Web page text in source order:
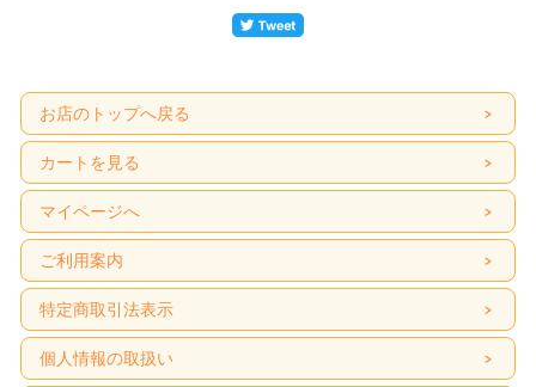
お店のトップへ戻る
カートを見る
マイページへ
ご利用案内
特定商取引法表示
個人情報の取扱い